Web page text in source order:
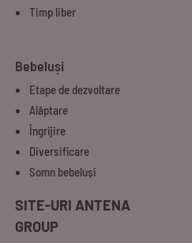
Timp liber
Bebeluși
Etape de dezvoltare
Alăptare
Îngrijire
Diversificare
Somn bebeluși
SITE-URI ANTENA
GROUP